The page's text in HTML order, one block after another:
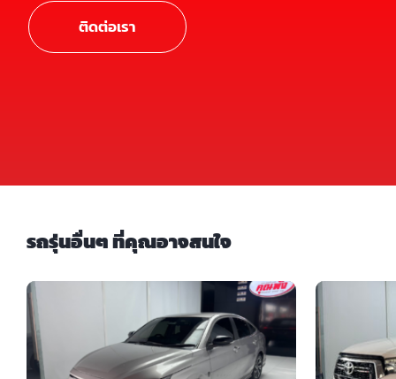
ติดต่อเรา
รถรุ่นอื่นๆ ที่คุณอาจสนใจ